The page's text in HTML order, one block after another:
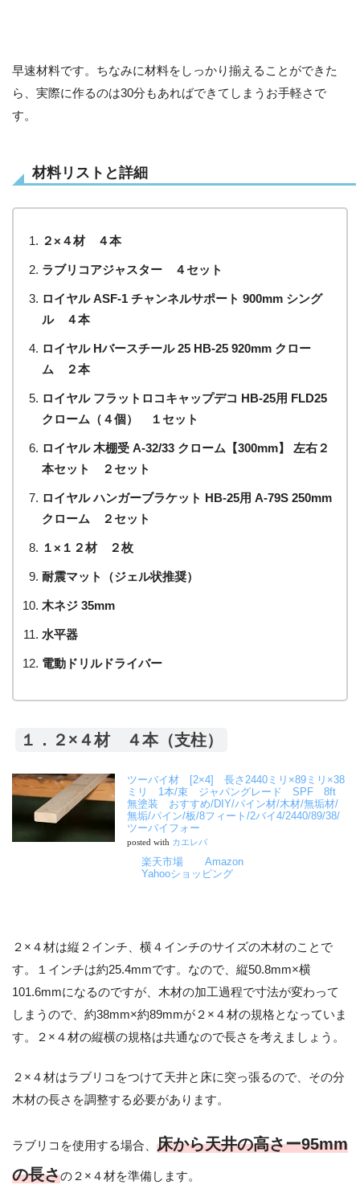
早速材料です。ちなみに材料をしっかり揃えることができた
ら、実際に作るのは30分もあればできてしまうお手軽さで
す。
材料リストと詳細
２×４材 ４本
ラブリコアジャスター ４セット
ロイヤル ASF-1 チャンネルサポート 900mm シング
ル ４本
ロイヤル Hバースチール 25 HB-25 920mm クロー
ム ２本
ロイヤル フラットロコキャップデコ HB-25用 FLD25
クローム（４個） １セット
ロイヤル 木棚受 A-32/33 クローム【300mm】 左右２
本セット ２セット
ロイヤル ハンガーブラケット HB-25用 A-79S 250mm
クローム ２セット
１×１２材 ２枚
耐震マット（ジェル状推奨）
木ネジ 35mm
水平器
電動ドリルドライバー
１．２×４材 ４本（支柱）
ツーバイ材 [2×4] 長さ2440ミリ×89ミリ×38
ミリ 1本/束 ジャパングレード SPF 8ft
無塗装 おすすめ/DIY/パイン材/木材/無垢材/
無垢/パイン/板/8フィート/2バイ4/2440/89/38/
ツーバイフォー
posted with カエレバ
楽天市場
Amazon
Yahooショッピング
２×４材は縦２インチ、横４インチのサイズの木材のことで
す。１インチは約25.4mmです。なので、縦50.8mm×横
101.6mmになるのですが、木材の加工過程で寸法が変わって
しまうので、約38mm×約89mmが２×４材の規格となっていま
す。２×４材の縦横の規格は共通なので長さを考えましょう。
２×４材はラブリコをつけて天井と床に突っ張るので、その分
木材の長さを調整する必要があります。
ラブリコを使用する場合、 床から天井の高さー95mm
の長さの２×４材を準備します。